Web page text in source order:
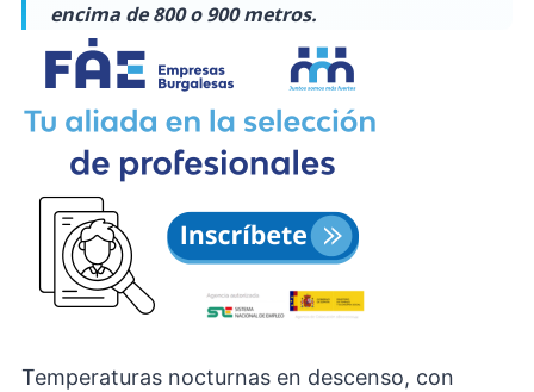
encima de 800 o 900 metros.
Temperaturas nocturnas en descenso, con